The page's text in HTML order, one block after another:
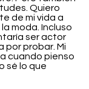
Quiero
de mi vida a
moda. Incluso
ser actor
por probar. Mi
cuando pienso
sé lo que